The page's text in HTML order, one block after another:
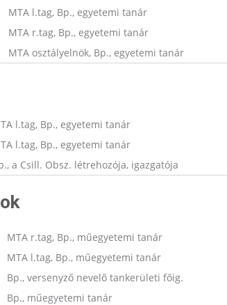
MTA l.tag, Bp., egyetemi tanár
MTA r.tag, Bp., egyetemi tanár
MTA osztályelnök, Bp., egyetemi tanár
l.tag, Bp., egyetemi tanár
l.tag, Bp., egyetemi tanár
a Csill. Obsz. létrehozója, igazgatója
MTA r.tag, Bp., műegyetemi tanár
MTA l.tag, Bp., műegyetemi tanár
Bp., versenyző nevelő tankerületi főig.
Bp., műegyetemi tanár